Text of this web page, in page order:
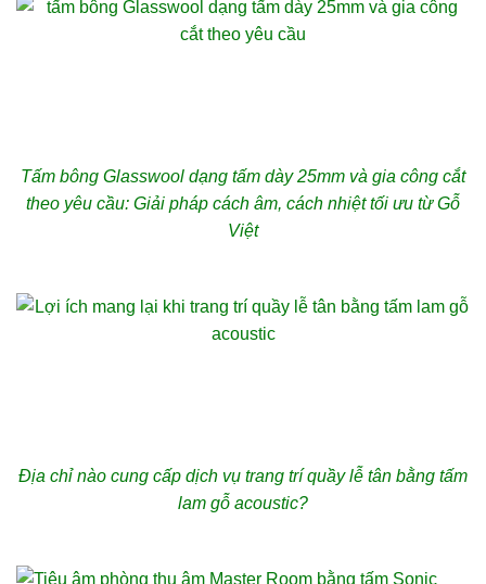
Tấm bông Glasswool dạng tấm dày 25mm và gia công cắt
theo yêu cầu: Giải pháp cách âm, cách nhiệt tối ưu từ Gỗ
Việt
Địa chỉ nào cung cấp dịch vụ trang trí quầy lễ tân bằng tấm
lam gỗ acoustic?